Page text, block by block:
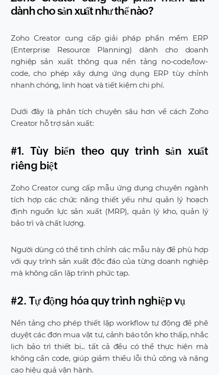
dành cho sản xuất như thế nào?
Zoho Creator cung cấp giải pháp phần mềm ERP
(Enterprise Resource Planning) dành cho doanh
nghiệp sản xuất thông qua nền tảng no-code/low-
code, cho phép xây dựng ứng dụng ERP tùy chỉnh
nhanh chóng, linh hoạt và tiết kiệm chi phí.
Dưới đây là phân tích chuyên sâu hơn về cách Zoho
Creator hỗ trợ sản xuất:
#1. Tùy biến theo quy trình sản xuất
riêng biệt
Zoho Creator cung cấp mẫu ứng dụng chuyên ngành
tích hợp các chức năng thiết yếu như quản lý hoạch
định nguồn lực sản xuất (MRP), quản lý kho, quản lý
bảo trì và chất lượng.
Người dùng có thể tinh chỉnh các mẫu này để phù hợp
với quy trình sản xuất độc đáo của từng doanh nghiệp
mà không cần lập trình phức tạp.
#2. Tự động hóa quy trình nghiệp vụ
Nền tảng cho phép thiết lập workflow tự động để phê
duyệt các đơn mua vật tư, cảnh báo tồn kho thấp, nhắc
lịch bảo trì thiết bị... tất cả đều có thể thực hiện mà
không cần code, giúp giảm thiểu lỗi thủ công và nâng
cao hiệu quả vận hành.